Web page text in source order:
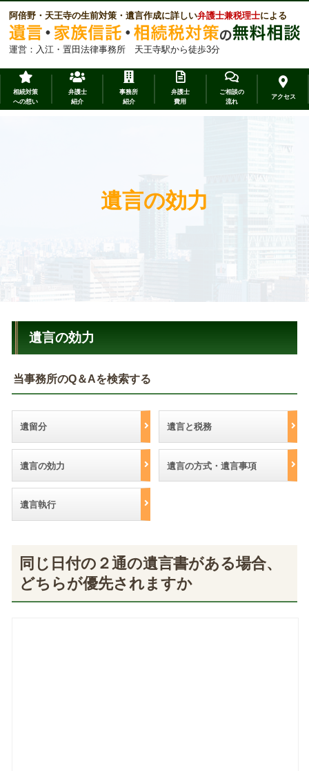
阿倍野・天王寺の生前対策・遺言作成に詳しい弁護士兼税理士による
運営：入江・置田法律事務所 天王寺駅から徒歩3分
相続対策
への想い
弁護士
紹介
事務所
紹介
弁護士
費用
ご相談の
流れ
アクセス
遺言の効力
遺言の効力
当事務所のQ＆Aを検索する
遺留分 遺言と税務
遺言の効力 遺言の方式・遺言事項
遺言執行
同じ日付の２通の遺言書がある場合、
どちらが優先されますか